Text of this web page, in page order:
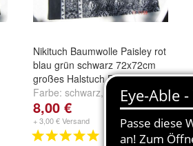
Nikituch Baumwolle Paisley rot
blau grün schwarz 72x72cm
großes Halstuch Biker
Farbe: schwarz, marine,oliv
undweitere ...
8,00 €
+ 3,00 € Versand